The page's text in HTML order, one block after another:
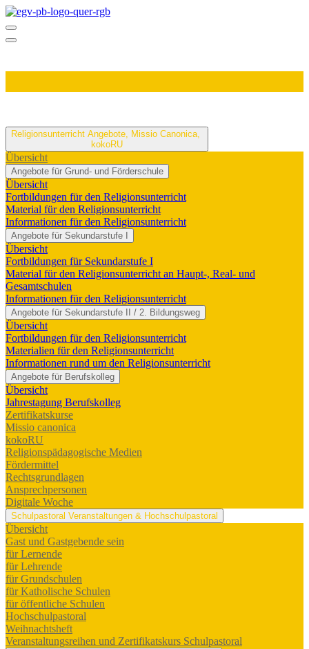
Religionsunterricht Angebote, Missio Canonica,
kokoRU
Übersicht
Angebote für Grund- und Förderschule
Übersicht
Fortbildungen für den Religionsunterricht
Material für den Religionsunterricht
Informationen für den Religionsunterricht
Angebote für Sekundarstufe I
Übersicht
Fortbildungen für Sekundarstufe I
Material für den Religionsunterricht an Haupt-, Real- und
Gesamtschulen
Informationen für den Religionsunterricht
Angebote für Sekundarstufe II / 2. Bildungsweg
Übersicht
Fortbildungen für den Religionsunterricht
Materialien für den Religionsunterricht
Informationen rund um den Religionsunterricht
Angebote für Berufskolleg
Übersicht
Jahrestagung Berufskolleg
Zertifikatskurse
Missio canonica
kokoRU
Religionspädagogische Medien
Fördermittel
Rechtsgrundlagen
Ansprechpersonen
Digitale Woche
Schulpastoral Veranstaltungen & Hochschulpastoral
Übersicht
Gast und Gastgebende sein
für Lernende
für Lehrende
für Grundschulen
für Katholische Schulen
für öffentliche Schulen
Hochschulpastoral
Weihnachtsheft
Veranstaltungsreihen und Zertifikatskurs Schulpastoral